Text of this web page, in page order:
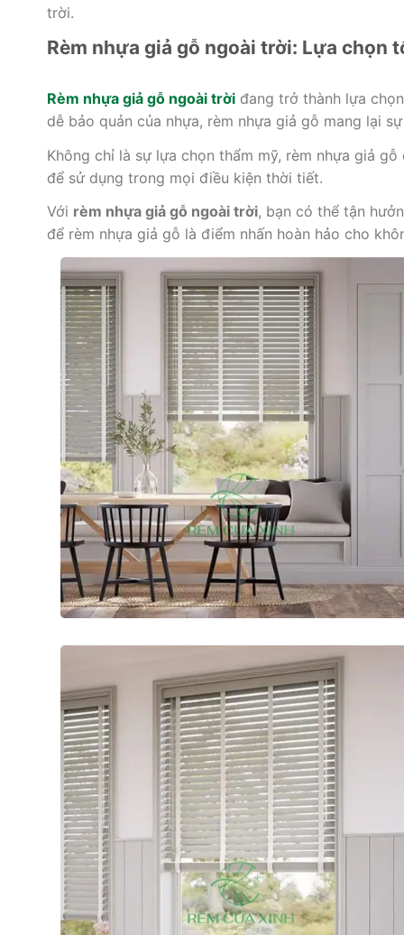
trời.
Rèm nhựa giả gỗ ngoài trời: Lựa chọn
Rèm nhựa giả gỗ ngoài trờiđang trở thành lựa
dễ bảo quản của nhựa, rèm nhựa giả gỗ mang lại
Không chỉ là sự lựa chọn thẩm mỹ, rèm nhựa giả
để sử dụng trong mọi điều kiện thời tiết.
Với rèm nhựa giả gỗ ngoài trời, bạn có thể tận
để rèm nhựa giả gỗ là điểm nhấn hoàn hảo cho